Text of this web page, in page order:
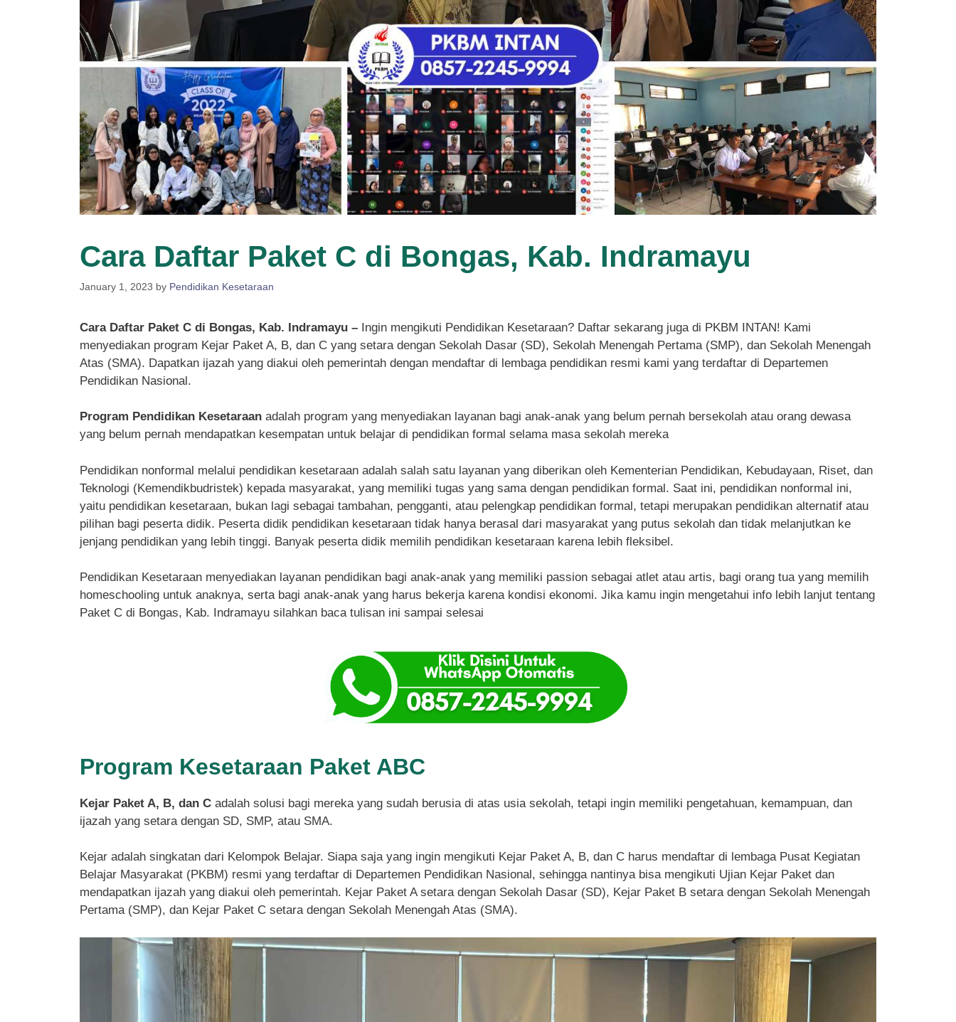
Cara Daftar Paket C di Bongas, Kab. Indramayu
January 1, 2023 by Pendidikan Kesetaraan
Cara Daftar Paket C di Bongas, Kab. Indramayu – Ingin mengikuti Pendidikan Kesetaraan? Daftar sekarang juga di PKBM INTAN! Kami
menyediakan program Kejar Paket A, B, dan C yang setara dengan Sekolah Dasar (SD), Sekolah Menengah Pertama (SMP), dan Sekolah Menengah
Atas (SMA). Dapatkan ijazah yang diakui oleh pemerintah dengan mendaftar di lembaga pendidikan resmi kami yang terdaftar di Departemen
Pendidikan Nasional.
Program Pendidikan Kesetaraan adalah program yang menyediakan layanan bagi anak-anak yang belum pernah bersekolah atau orang dewasa
yang belum pernah mendapatkan kesempatan untuk belajar di pendidikan formal selama masa sekolah mereka
Pendidikan nonformal melalui pendidikan kesetaraan adalah salah satu layanan yang diberikan oleh Kementerian Pendidikan, Kebudayaan, Riset, dan
Teknologi (Kemendikbudristek) kepada masyarakat, yang memiliki tugas yang sama dengan pendidikan formal. Saat ini, pendidikan nonformal ini,
yaitu pendidikan kesetaraan, bukan lagi sebagai tambahan, pengganti, atau pelengkap pendidikan formal, tetapi merupakan pendidikan alternatif atau
pilihan bagi peserta didik. Peserta didik pendidikan kesetaraan tidak hanya berasal dari masyarakat yang putus sekolah dan tidak melanjutkan ke
jenjang pendidikan yang lebih tinggi. Banyak peserta didik memilih pendidikan kesetaraan karena lebih fleksibel.
Pendidikan Kesetaraan menyediakan layanan pendidikan bagi anak-anak yang memiliki passion sebagai atlet atau artis, bagi orang tua yang memilih
homeschooling untuk anaknya, serta bagi anak-anak yang harus bekerja karena kondisi ekonomi. Jika kamu ingin mengetahui info lebih lanjut tentang
Paket C di Bongas, Kab. Indramayu silahkan baca tulisan ini sampai selesai
Program Kesetaraan Paket ABC
Kejar Paket A, B, dan C adalah solusi bagi mereka yang sudah berusia di atas usia sekolah, tetapi ingin memiliki pengetahuan, kemampuan, dan
ijazah yang setara dengan SD, SMP, atau SMA.
Kejar adalah singkatan dari Kelompok Belajar. Siapa saja yang ingin mengikuti Kejar Paket A, B, dan C harus mendaftar di lembaga Pusat Kegiatan
Belajar Masyarakat (PKBM) resmi yang terdaftar di Departemen Pendidikan Nasional, sehingga nantinya bisa mengikuti Ujian Kejar Paket dan
mendapatkan ijazah yang diakui oleh pemerintah. Kejar Paket A setara dengan Sekolah Dasar (SD), Kejar Paket B setara dengan Sekolah Menengah
Pertama (SMP), dan Kejar Paket C setara dengan Sekolah Menengah Atas (SMA).